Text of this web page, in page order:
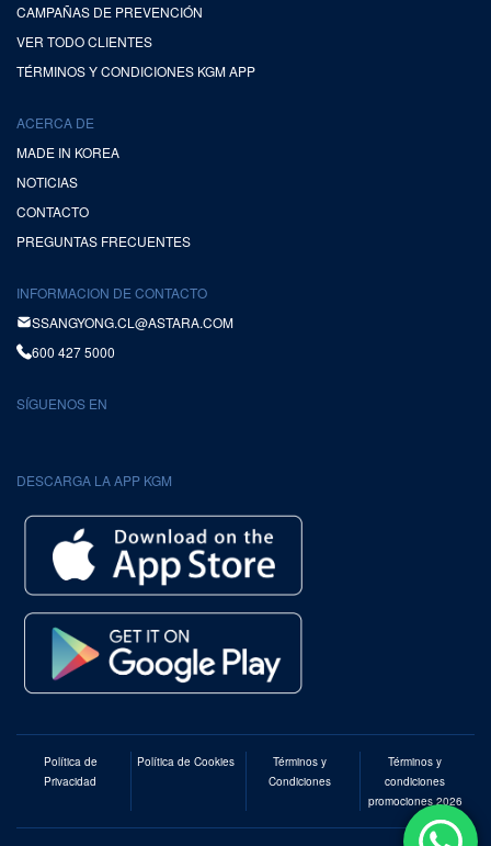
CAMPAÑAS DE PREVENCIÓN
VER TODO CLIENTES
TÉRMINOS Y CONDICIONES KGM APP
ACERCA DE
MADE IN KOREA
NOTICIAS
CONTACTO
PREGUNTAS FRECUENTES
INFORMACION DE CONTACTO
SSANGYONG.CL@ASTARA.COM
600 427 5000
SÍGUENOS EN
DESCARGA LA APP KGM
Política de
Privacidad
Política de Cookies
Términos y
Condiciones
Términos y
condiciones
promociones 2026